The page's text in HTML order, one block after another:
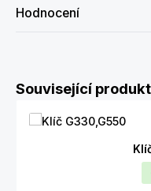
Hodnocení
Přeskočit galerii
Související